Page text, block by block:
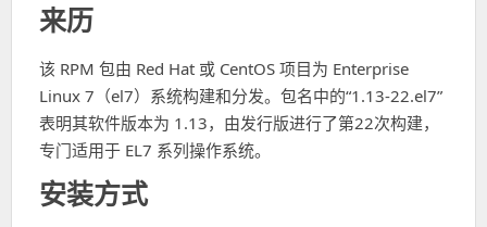
来历
该 RPM 包由 Red Hat 或 CentOS 项目为 Enterprise
Linux 7（el7）系统构建和分发。包名中的“1.13-22.el7”
表明其软件版本为 1.13，由发行版进行了第22次构建，
专门适用于 EL7 系列操作系统。
安装方式